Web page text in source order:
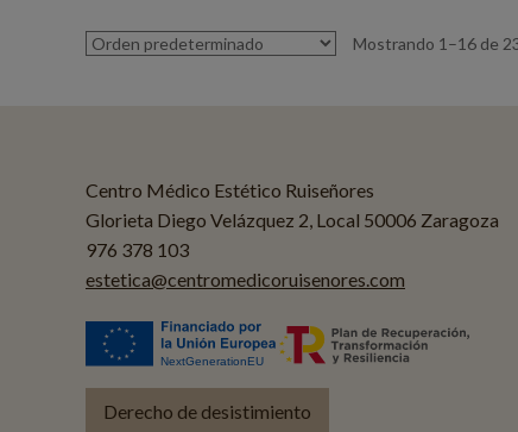
Mostrando 1–16 de
Centro Médico Estético Ruiseñores
Glorieta Diego Velázquez 2, Local 50006 Zaragoza
976 378 103
estetica@centromedicoruisenores.com
Derecho de desistimiento